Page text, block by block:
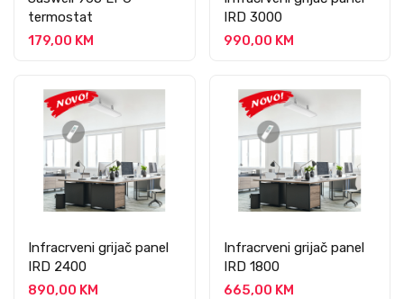
termostat
179,00 KM
IRD 3000
990,00 KM
Infracrveni grijač panel
IRD 2400
890,00 KM
Infracrveni grijač panel
IRD 1800
665,00 KM